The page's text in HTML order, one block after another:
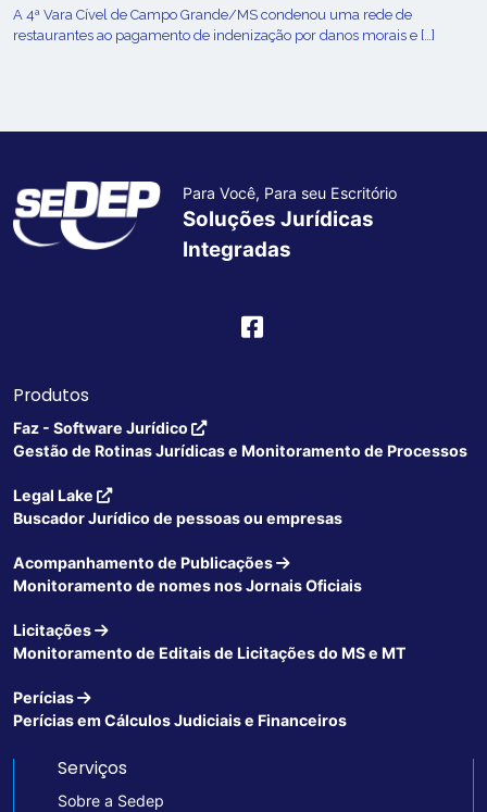
A 4ª Vara Cível de Campo Grande/MS condenou uma rede de
restaurantes ao pagamento de indenização por danos morais e […]
Para Você, Para seu Escritório
Soluções Jurídicas
Integradas
Produtos
Faz - Software Jurídico
Gestão de Rotinas Jurídicas e Monitoramento de Processos
Legal Lake
Buscador Jurídico de pessoas ou empresas
Acompanhamento de Publicações
Monitoramento de nomes nos Jornais Oficiais
Licitações
Monitoramento de Editais de Licitações do MS e MT
Perícias
Perícias em Cálculos Judiciais e Financeiros
Serviços
Sobre a Sedep